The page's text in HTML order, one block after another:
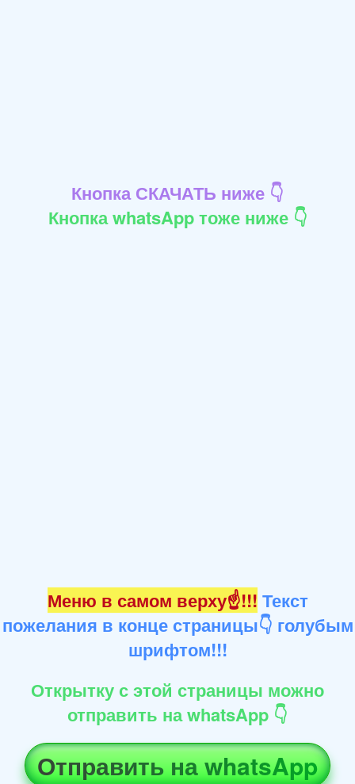
Кнопка СКАЧАТЬ ниже 👇
Кнопка whatsApp тоже ниже 👇
Меню в самом верху☝!!! Текст
пожелания в конце страницы👇 голубым
шрифтом!!!
Открытку с этой страницы можно
отправить на whatsApp 👇
Отправить на whatsApp